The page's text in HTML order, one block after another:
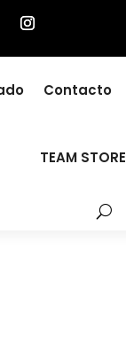
Contacto
TEAM STORE